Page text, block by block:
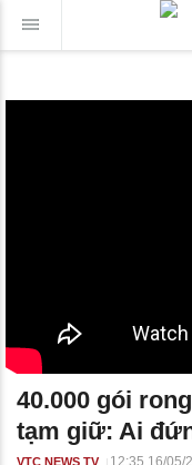
40.000 gói
tạm giữ: Ai
VTC NEWS TV